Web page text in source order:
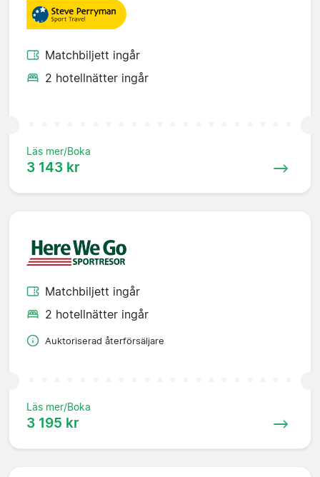
Matchbiljett ingår
2 hotellnätter ingår
Läs mer/Boka
3 143 kr
Matchbiljett ingår
2 hotellnätter ingår
Auktoriserad återförsäljare
Läs mer/Boka
3 195 kr